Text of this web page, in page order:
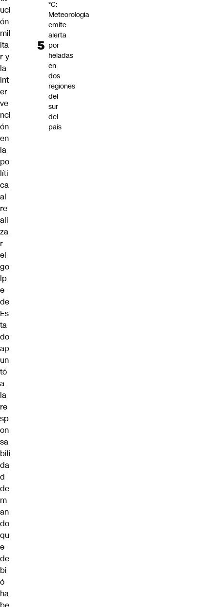
uci
ón
mil
ita
r y
la
int
er
ve
nci
ón
en
la
po
líti
ca
al
re
ali
za
r
el
go
lp
e
de
Es
ta
do
ap
un
tó
a
la
re
sp
on
sa
bili
da
d
de
m
an
do
qu
e
de
bi
ó
ha
°C:
Meteorología
emite
alerta
por
heladas
en
dos
regiones
del
sur
del
país